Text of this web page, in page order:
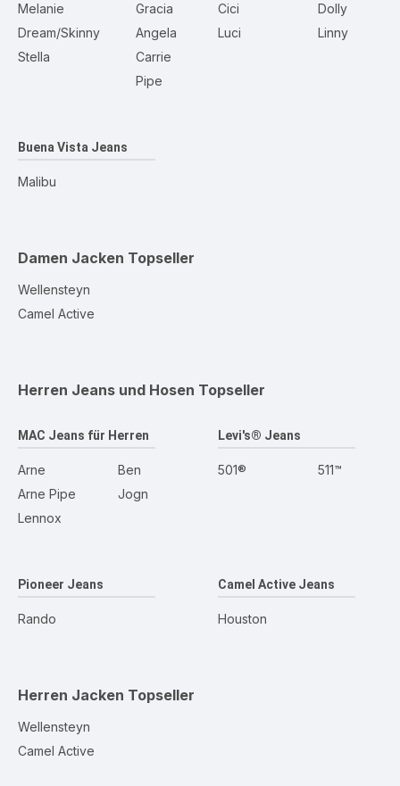
Melanie
Dream/Skinny
Stella
Gracia
Angela
Carrie
Pipe
Cici
Luci
Dolly
Linny
Buena Vista Jeans
Malibu
Damen Jacken Topseller
Wellensteyn
Camel Active
Herren Jeans und Hosen Topseller
MAC Jeans für Herren
Arne
Arne Pipe
Lennox
Ben
Jogn
Levi's® Jeans
501® 511™
Pioneer Jeans
Rando
Camel Active Jeans
Houston
Herren Jacken Topseller
Wellensteyn
Camel Active